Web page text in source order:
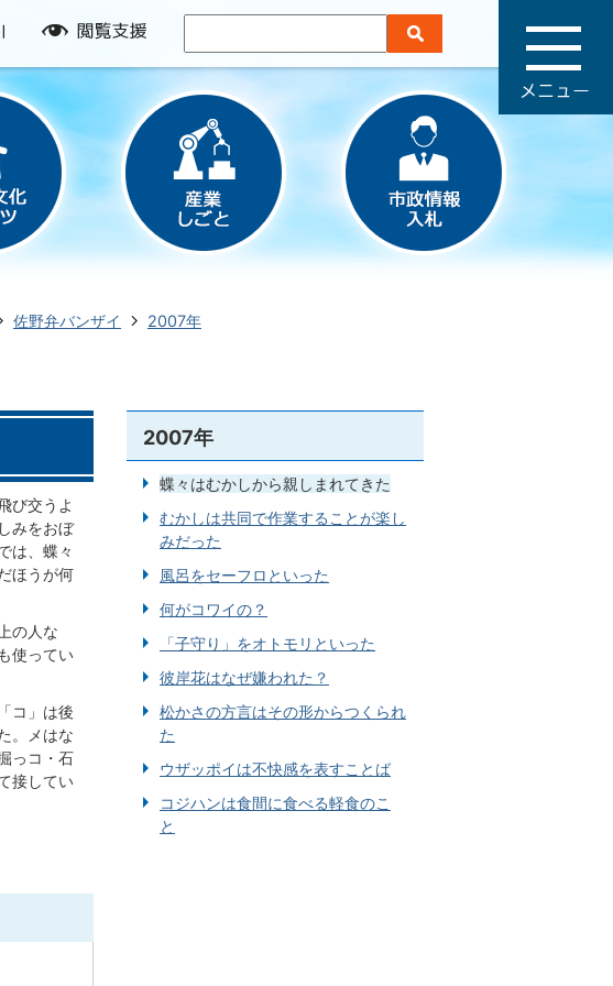
閲
援
佐野弁バンザイ
2007年
び交うよ
みをおぼ
は、蝶々
ほうが何
の人な
使ってい
コ」は後
。メはな
っコ・石
接してい
2007年
蝶々はむかしから親しまれてきた
むかしは共同で作業することが楽し
みだった
風呂をセーフロといった
何がコワイの？
「子守り」をオトモリといった
彼岸花はなぜ嫌われた？
松かさの方言はその形からつくられ
た
ウザッポイは不快感を表すことば
コジハンは食間に食べる軽食のこ
と